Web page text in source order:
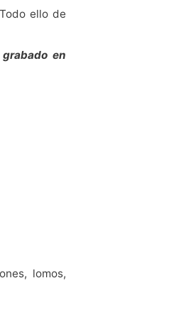
ello de
grabado en
lomos,